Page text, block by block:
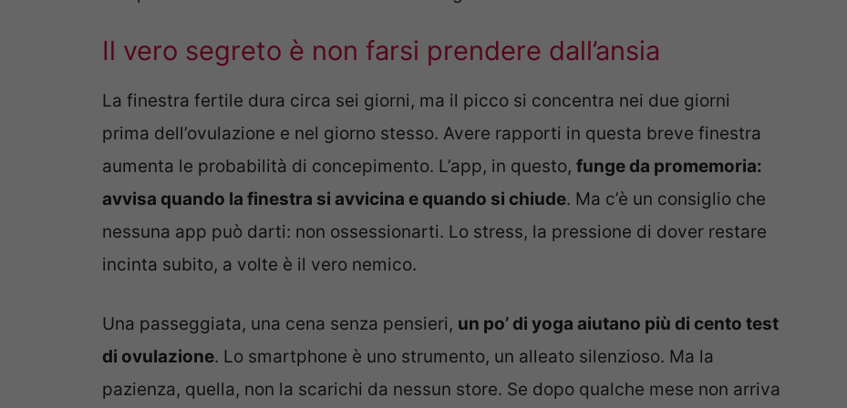
Il vero segreto è non farsi prendere dall’ansia
La finestra fertile dura circa sei giorni, ma il picco si concentra nei due giorni
prima dell’ovulazione e nel giorno stesso. Avere rapporti in questa breve finestra
aumenta le probabilità di concepimento. L’app, in questo, funge da promemoria:
avvisa quando la finestra si avvicina e quando si chiude. Ma c’è un consiglio che
nessuna app può darti: non ossessionarti. Lo stress, la pressione di dover restare
incinta subito, a volte è il vero nemico.
Una passeggiata, una cena senza pensieri, un po’ di yoga aiutano più di cento test
di ovulazione. Lo smartphone è uno strumento, un alleato silenzioso. Ma la
pazienza, quella, non la scarichi da nessun store. Se dopo qualche mese non arriva